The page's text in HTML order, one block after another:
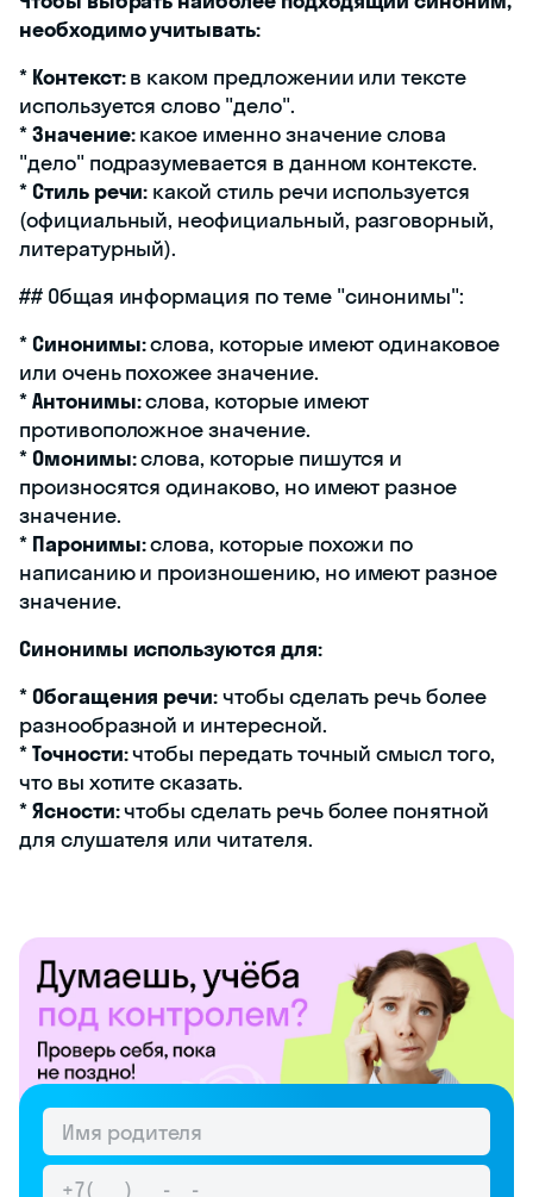
необходимо учитывать:
* Контекст:в каком предложении или тексте
используется слово "дело".
*Значение:какое именно значение слова
"дело" подразумевается в данном контексте.
*Стиль речи: какой стиль речи используется
(официальный, неофициальный, разговорный,
литературный).
## Общая информация по теме "синонимы":
*Синонимы:слова, которые имеют одинаковое
или очень похожее значение.
*Антонимы:слова, которые имеют
противоположное значение.
*Омонимы:слова, которые пишутся и
произносятся одинаково, но имеют разное
значение.
* Паронимы:слова, которые похожи по
написанию и произношению, но имеют разное
значение.
Синонимы используются для:
*Обогащения речи:чтобы сделать речь более
разнообразной и интересной.
*Точности:чтобы передать точный смысл того,
что вы хотите сказать.
*Ясности:чтобы сделать речь более понятной
для слушателя или читателя.